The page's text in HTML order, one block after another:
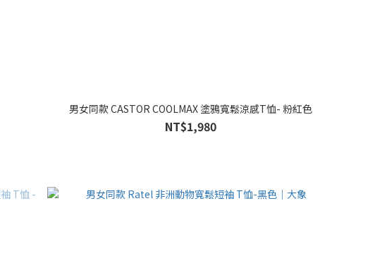
男女同款 CASTOR COOLMAX 塗鴉寬鬆涼感T恤- 粉紅色
NT$1,980